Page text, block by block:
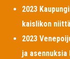
2023
kaislikon
2023
ja asennuksia